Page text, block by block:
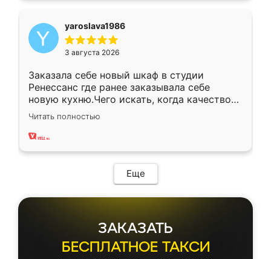
yaroslava1986
3 августа 2026
Заказала себе новый шкаф в студии
Ренессанс где ранее заказывала себе
новую кухню.Чего искать, когда качеством
вполне довольна. Служит кухня уже почти
два года, нареканий нет.
Читать полностью
Еще
ЗАКАЗАТЬ
БЕСПЛАТНОЕ ТАКСИ